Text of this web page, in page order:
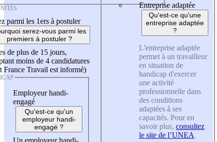
parmi les 1ers à postuler
serez-vous parmi les
premiers à postuler ?
de plus de 15 jours,
moins de 4 candidatures
France Travail est informé)
Employeur handi-
engagé
Qu'est-ce qu'un
employeur handi-
engagé ?
Entreprise adaptée
Qu'est-ce qu'une
entreprise adaptée
?
L'entreprise adaptée
permet à un travailleur
en situation de
handicap d'exercer
une activité
professionnelle dans
des conditions
adaptées à ses
capacités. Pour en
savoir plus, consultez
le site de l’UNEA.